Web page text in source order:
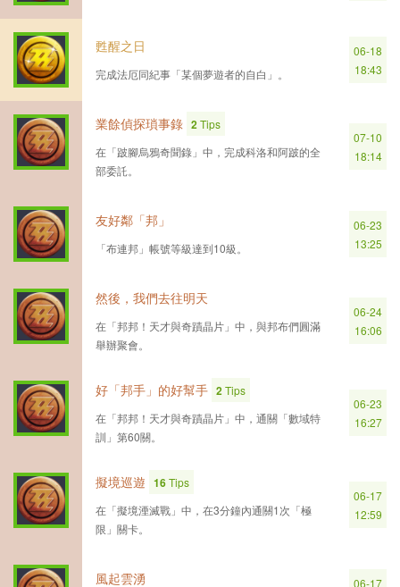
甦醒之日
完成法厄同紀事「某個夢遊者的自白」。
06-18
18:43
業餘偵探瑣事錄 2Tips
在「跛腳烏鴉奇聞錄」中，完成科洛和阿跛的全
部委託。
07-10
18:14
友好鄰「邦」
「布連邦」帳號等級達到10級。
06-23
13:25
然後，我們去往明天
在「邦邦！天才與奇蹟晶片」中，與邦布們圓滿
舉辦聚會。
06-24
16:06
好「邦手」的好幫手 2Tips
在「邦邦！天才與奇蹟晶片」中，通關「數域特
訓」第60關。
06-23
16:27
擬境巡遊 16Tips
在「擬境湮滅戰」中，在3分鐘內通關1次「極
限」關卡。
06-17
12:59
風起雲湧 06-17